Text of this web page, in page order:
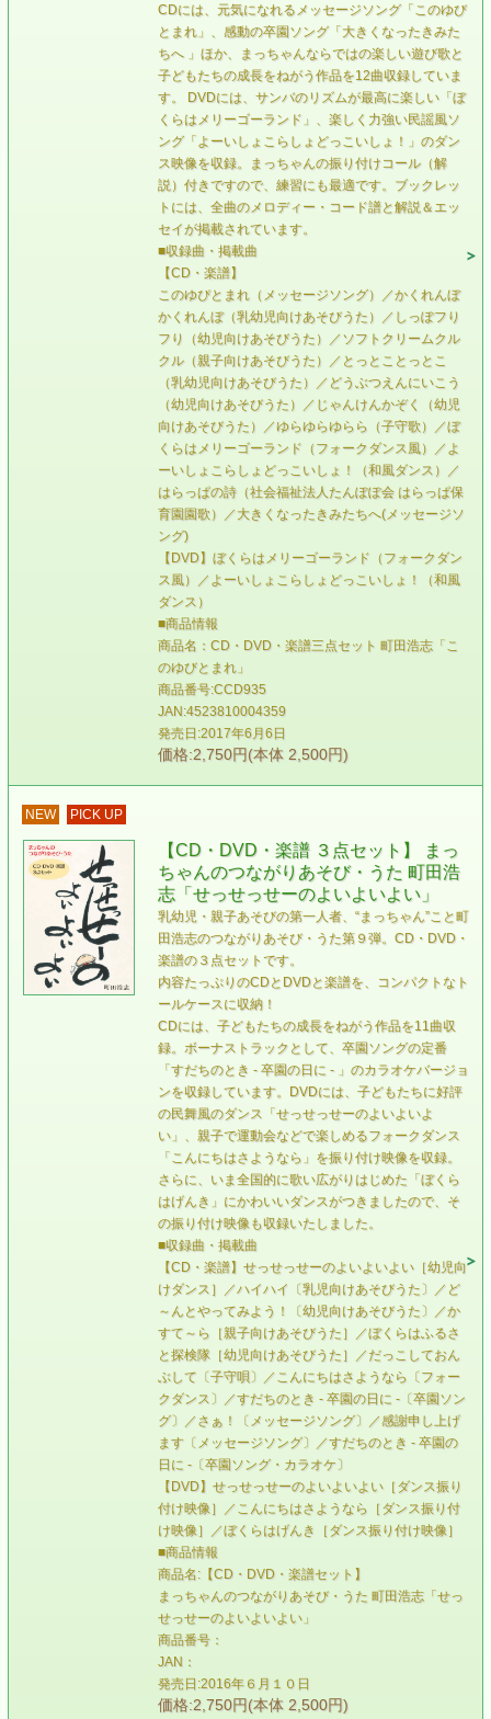
CDには、元気になれるメッセージソング「このゆび
とまれ」、感動の卒園ソング「大きくなったきみた
ちへ 」ほか、まっちゃんならではの楽しい遊び歌と
子どもたちの成長をねがう作品を12曲収録していま
す。 DVDには、サンバのリズムが最高に楽しい「ぼ
くらはメリーゴーランド」、楽しく力強い民謡風ソ
ング「よーいしょこらしょどっこいしょ！」のダン
ス映像を収録。まっちゃんの振り付けコール（解
説）付きですので、練習にも最適です。ブックレッ
トには、全曲のメロディー・コード譜と解説＆エッ
セイが掲載されています。
■収録曲・掲載曲
【CD・楽譜】
このゆぴとまれ（メッセージソング）／かくれんぼ
かくれんぼ（乳幼児向けあそびうた）／しっぽフり
フり（幼児向けあそびうた）／ソフトクリームクル
クル（親子向けあそびうた）／とっとことっとこ
（乳幼児向けあそびうた）／どうぶつえんにいこう
（幼児向けあそびうた）／じゃんけんかぞく（幼児
向けあそびうた）／ゆらゆらゆらら（子守歌）／ぼ
くらはメリーゴーランド（フォークダンス風）／よ
ーいしょこらしょどっこいしょ！（和風ダンス）／
はらっぱの詩（社会福祉法人たんぽぽ会 はらっぱ保
育園園歌）／大きくなったきみたちへ(メッセージソ
ング)
【DVD】ぼくらはメリーゴーランド（フォークダン
ス風）／よーいしょこらしょどっこいしょ！（和風
ダンス）
■商品情報
商品名：CD・DVD・楽譜三点セット 町田浩志「こ
のゆびとまれ」
商品番号:CCD935
JAN:4523810004359
発売日:2017年6月6日
価格:2,750円(本体 2,500円)
NEW PICK UP
【CD・DVD・楽譜 ３点セット】 まっ
ちゃんのつながりあそび・うた 町田浩
志「せっせっせーのよいよいよい」
乳幼児・親子あそびの第一人者、“まっちゃん”こと町
田浩志のつながりあそび・うた第９弾。CD・DVD・
楽譜の３点セットです。
内容たっぷりのCDとDVDと楽譜を、コンパクトなト
ールケースに収納！
CDには、子どもたちの成長をねがう作品を11曲収
録。ボーナストラックとして、卒園ソングの定番
「すだちのとき - 卒園の日に - 」のカラオケバージョ
ンを収録しています。DVDには、子どもたちに好評
の民舞風のダンス「せっせっせーのよいよいよ
い」、親子で運動会などで楽しめるフォークダンス
「こんにちはさようなら」を振り付け映像を収録。
さらに、いま全国的に歌い広がりはじめた「ぼくら
はげんき」にかわいいダンスがつきましたので、そ
の振り付け映像も収録いたしました。
■収録曲・掲載曲
【CD・楽譜】せっせっせーのよいよいよい［幼児向
けダンス］／ハイハイ〔乳児向けあそびうた〕／ど
～んとやってみよう！〔幼児向けあそびうた〕／か
すて～ら［親子向けあそびうた］／ぼくらはふるさ
と探検隊［幼児向けあそびうた］／だっこしておん
ぶして〔子守唄〕／こんにちはさようなら〔フォー
クダンス〕／すだちのとき - 卒園の日に -〔卒園ソン
グ〕／さぁ！〔メッセージソング〕／感謝申し上げ
ます〔メッセージソング〕／すだちのとき - 卒園の
日に -〔卒園ソング・カラオケ〕
【DVD】せっせっせーのよいよいよい［ダンス振り
付け映像］／こんにちはさようなら［ダンス振り付
け映像］／ぼくらはげんき［ダンス振り付け映像］
■商品情報
商品名:【CD・DVD・楽譜セット】
まっちゃんのつながりあそび・うた 町田浩志「せっ
せっせーのよいよいよい」
商品番号：
JAN：
発売日:2016年６月１０日
価格:2,750円(本体 2,500円)